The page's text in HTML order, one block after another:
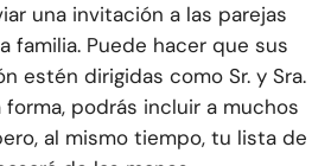
una invitación a las parejas
familia. Puede hacer que sus
estén dirigidas como Sr. y Sra.
podrás incluir a muchos
al mismo tiempo, tu lista de